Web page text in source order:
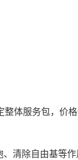
体服务包，价格
清除自由基等